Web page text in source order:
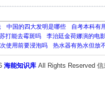
中国的四大发明是哪些 自考本科有
打能去霉斑吗 李治廷金荷娜演的电
使用前要浸泡吗 热水器有热水但放
海能知识库All Rights Reserved 信